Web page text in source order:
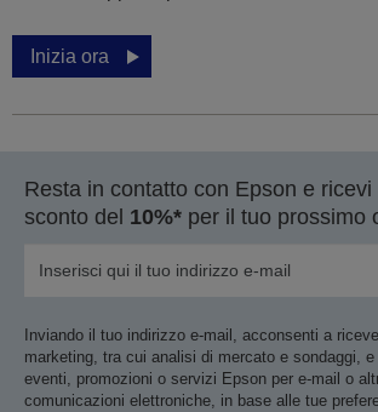
Inizia ora
Resta in contatto con Epson e ricevi
sconto del 10%* per il tuo prossimo
Inviando il tuo indirizzo e-mail, acconsenti a
marketing, tra cui analisi di mercato e sondaggi,
eventi, promozioni o servizi Epson per e-mail o
comunicazioni elettroniche, in base alle tue